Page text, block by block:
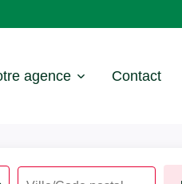
agence Contact